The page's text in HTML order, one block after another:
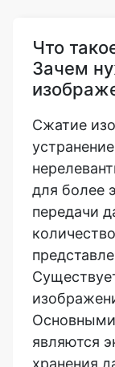
Сжатие
для более
передачи
являются
хранения
передачи